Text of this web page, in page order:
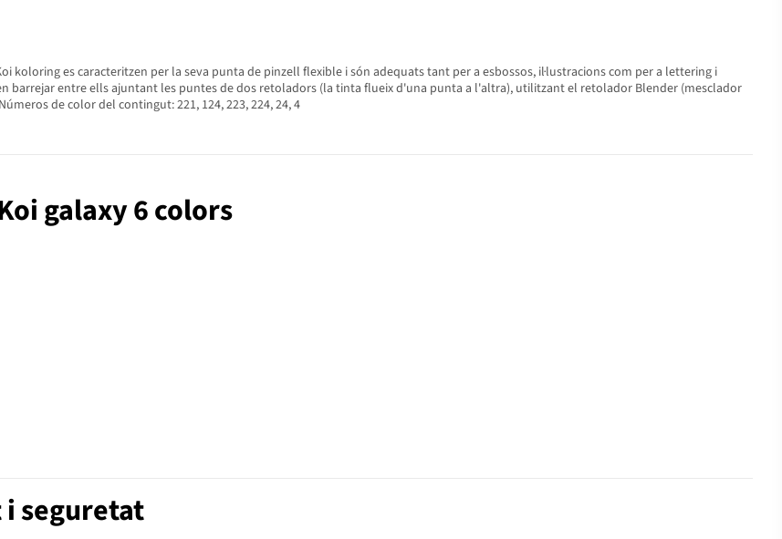
koloring es caracteritzen per la seva punta de pinzell flexible i són adequats tant per a esbossos, il·lustracions com per a lettering i
barrejar entre ells ajuntant les puntes de dos retoladors (la tinta flueix d'una punta a l'altra), utilitzant el retolador Blender (mesclador
de color del contingut: 221, 124, 223, 224, 24, 4
galaxy 6 colors
seguretat